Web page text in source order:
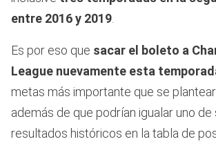
entre 2016 y 2019
Es por eso que sacar el boleto a
League nuevamente esta
metas más importante que se
además de que podrían igualar uno
resultados históricos en la tabla de